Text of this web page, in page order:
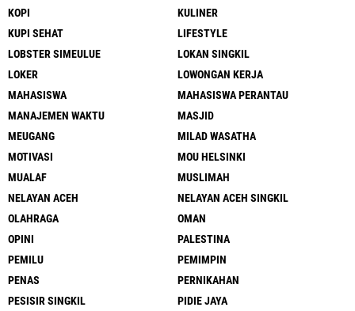
KOPI
KULINER
KUPI SEHAT
LIFESTYLE
LOBSTER SIMEULUE
LOKAN SINGKIL
LOKER
LOWONGAN KERJA
MAHASISWA
MAHASISWA PERANTAU
MANAJEMEN WAKTU
MASJID
MEUGANG
MILAD WASATHA
MOTIVASI
MOU HELSINKI
MUALAF
MUSLIMAH
NELAYAN ACEH
NELAYAN ACEH SINGKIL
OLAHRAGA
OMAN
OPINI
PALESTINA
PEMILU
PEMIMPIN
PENAS
PERNIKAHAN
PESISIR SINGKIL
PIDIE JAYA